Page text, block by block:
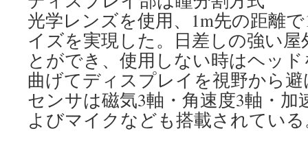
光学レンズを使用、1m先の距離
イズを実現した。日差しの強い
とができ、使用しない時はヘッ
曲げてディスプレイを視野から
センサは磁気3軸・角速度3軸・加
よびマイクなども搭載されてい